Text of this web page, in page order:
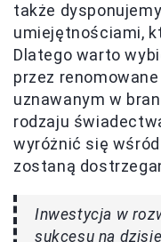
także
umiejętnościami,
Dlatego warto
przez
uznawanym w
rodzaju
wyróżnić się
zostaną
Inwestycja w
sukcesu na